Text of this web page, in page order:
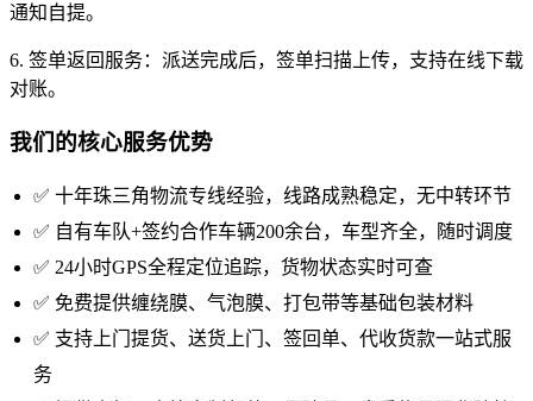
通知自提。
6. 签单返回服务：派送完成后，签单扫描上传，支持在线下载
对账。
我们的核心服务优势
✅ 十年珠三角物流专线经验，线路成熟稳定，无中转环节
✅ 自有车队+签约合作车辆200余台，车型齐全，随时调度
✅ 24小时GPS全程定位追踪，货物状态实时可查
✅ 免费提供缠绕膜、气泡膜、打包带等基础包装材料
✅ 支持上门提货、送货上门、签回单、代收货款一站式服
务